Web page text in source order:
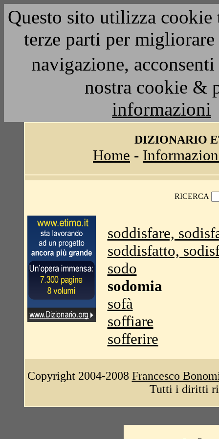
Questo sito utilizza
terze parti per
navigazione,
nostra cookie &
informazioni
DIZIONARIO
Home -
RICERCA
soddisfare,
soddisfatto,
sodo
sodomia
sofà
soffiare
sofferire
Copyright 2004-2008 Francesco
Tutti i diritti